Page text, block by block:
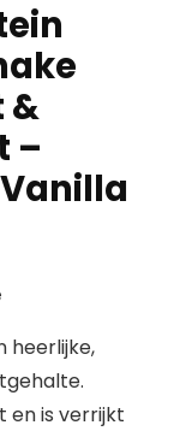
&
–
heerlijke,
en is verrijkt